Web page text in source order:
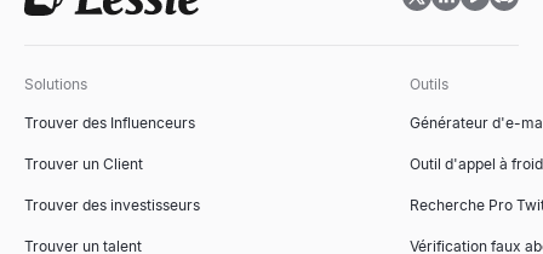
Solutions
Trouver des Influenceurs
Trouver un Client
Trouver des investisseurs
Trouver un talent
Outils
Générateur d'e-
Outil d'appel à
Recherche Pro
Vérification faux